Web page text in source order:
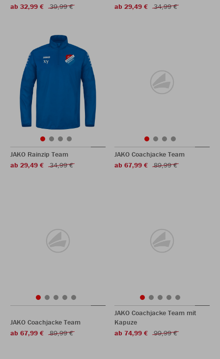
ab 32,99 € 39,99 € ab 29,49 € 34,99 €
JAKO Rainzip Team
ab 29,49 €
34,99 €
JAKO Coachjacke Team
ab 67,99 €
89,99 €
JAKO Coachjacke Team
ab 67,99 €
89,99 €
JAKO Coachjacke Team mit
Kapuze
ab 74,99 €
99,99 €